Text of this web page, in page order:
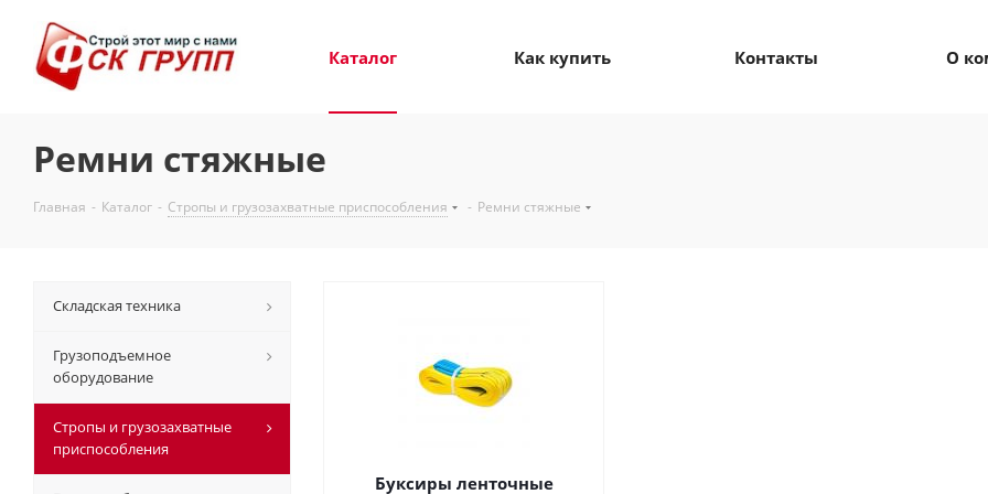
Каталог Как купить Контакты О
Ремни стяжные
Главная - Каталог - Стропы и грузозахватные приспособления - Ремни стяжные
Буксиры ленточные
Складская техника
Грузоподъемное
оборудование
Стропы и грузозахватные
приспособления